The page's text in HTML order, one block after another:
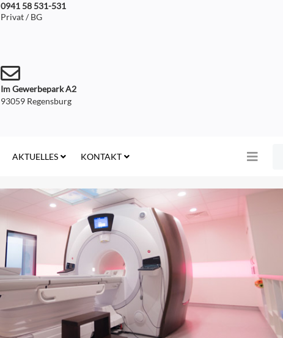
0941 58 531-531
Privat / BG
Im Gewerbepark A2
93059 Regensburg
AKTUELLES KONTAKT